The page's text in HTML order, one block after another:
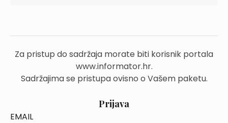
Za pristup do sadržaja morate biti korisnik portala
www.informator.hr.
Sadržajima se pristupa ovisno o Vašem paketu.
Prijava
EMAIL